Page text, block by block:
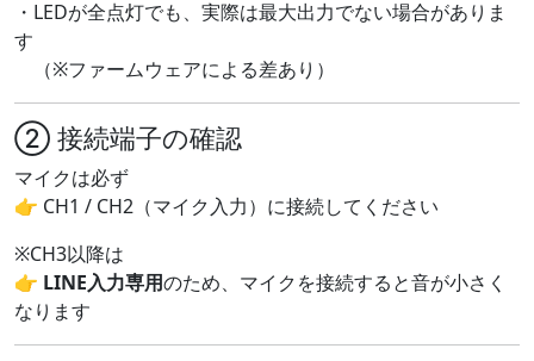
・LEDが全点灯でも、実際は最大出力でない場合がありま
す
（※ファームウェアによる差あり）
② 接続端子の確認
マイクは必ず
👉 CH1 / CH2（マイク入力）に接続してください
※CH3以降は
👉 LINE入力専用のため、マイクを接続すると音が小さく
なります